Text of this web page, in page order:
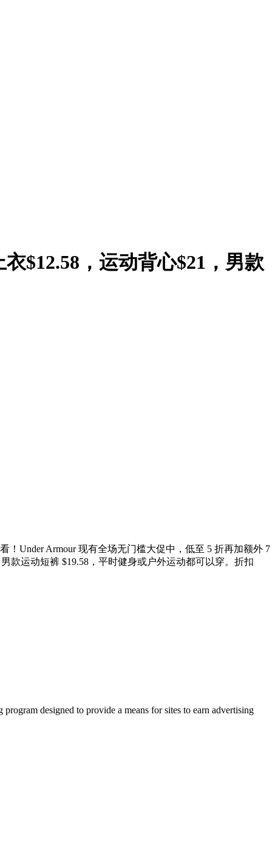
$12.58，运动背心$21，男款
Under Armour 现有全场无门槛大促中，低至 5 折再加额外 7
款运动短裤 $19.58，平时健身或户外运动都可以穿。折扣
designed to provide a means for sites to earn advertising